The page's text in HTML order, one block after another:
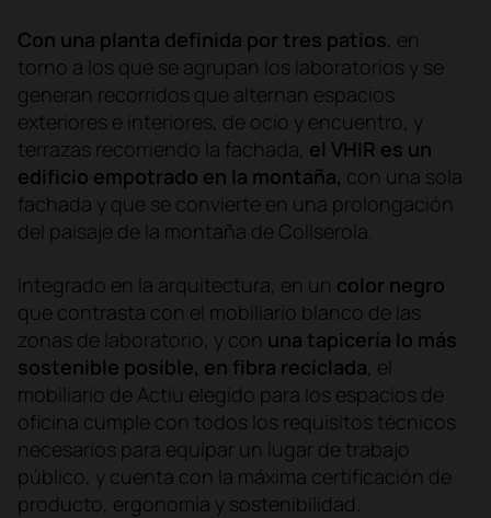
Con una planta definida por tres patios, en
torno a los que se agrupan los laboratorios y se
generan recorridos que alternan espacios
exteriores e interiores, de ocio y encuentro, y
terrazas recorriendo la fachada, el VHIR es un
edificio empotrado en la montaña, con una sola
fachada y que se convierte en una prolongación
del paisaje de la montaña de Collserola.
Integrado en la arquitectura, en un color negro
que contrasta con el mobiliario blanco de las
zonas de laboratorio, y con una tapicería lo más
sostenible posible, en fibra reciclada, el
mobiliario de Actiu elegido para los espacios de
oficina cumple con todos los requisitos técnicos
necesarios para equipar un lugar de trabajo
público, y cuenta con la máxima certificación de
producto, ergonomía y sostenibilidad.